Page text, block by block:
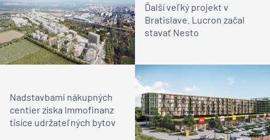
Ďalší veľký projekt v
Bratislave. Lucron začal
stavať Nesto
Nadstavbami nákupných
centier získa Immofinanz
tisíce udržateľných bytov